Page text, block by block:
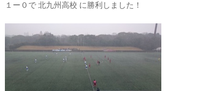
１ー０で 北九州高校 に勝利しました！